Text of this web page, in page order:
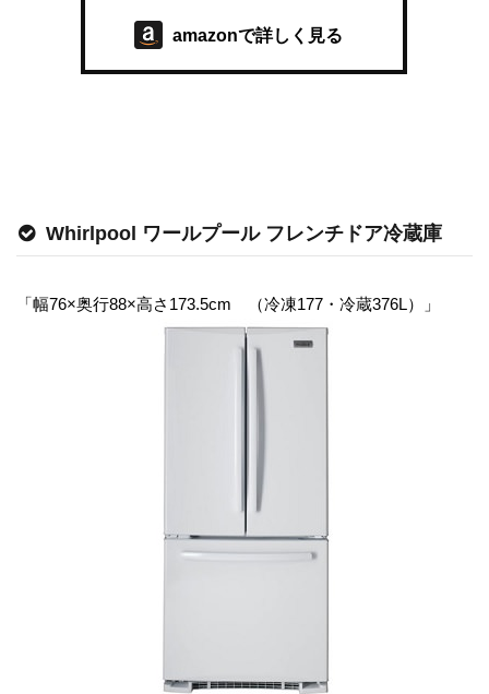
amazonで詳しく見る
Whirlpool ワールプール フレンチドア冷蔵庫
「幅76×奥行88×高さ173.5cm （冷凍177・冷蔵376L）」